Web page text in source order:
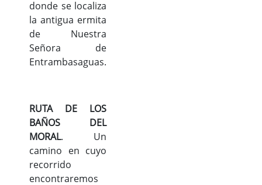
donde se localiza
la antigua ermita
de Nuestra
Señora de
Entrambasaguas.
RUTA DE LOS
BAÑOS DEL
MORAL. Un
camino en cuyo
recorrido
encontraremos